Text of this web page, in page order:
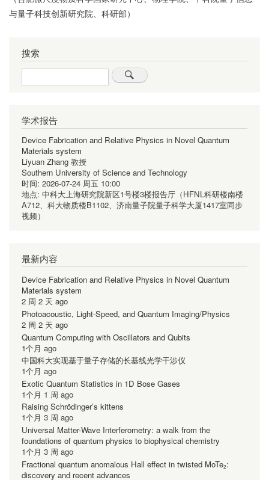
与量子科技创新研究院、科研部）
搜索
Search
学术报告
Device Fabrication and Relative Physics in Novel Quantum
Materials system
Liyuan Zhang 教授
Southern University of Science and Technology
时间: 2026-07-24 周五 10:00
地点: 中科大上海研究院新区1号楼3楼报告厅（HFNL科研楼南楼
A712、科大物质楼B1102、济南量子院量子科学大厦1417室同步
视频）
最新内容
Device Fabrication and Relative Physics in Novel Quantum
Materials system
2 周 2 天 ago
Photoacoustic, Light-Speed, and Quantum Imaging/Physics
2 周 2 天 ago
Quantum Computing with Oscillators and Qubits
1个月 ago
中国科大实现基于量子存储的长基线光学干涉仪
1个月 ago
Exotic Quantum Statistics in 1D Bose Gases
1个月 1 周 ago
Raising Schrödinger’s kittens
1个月 3 周 ago
Universal Matter-Wave Interferometry: a walk from the
foundations of quantum physics to biophysical chemistry
1个月 3 周 ago
Fractional quantum anomalous Hall effect in twisted MoTe₂:
discovery and recent advances